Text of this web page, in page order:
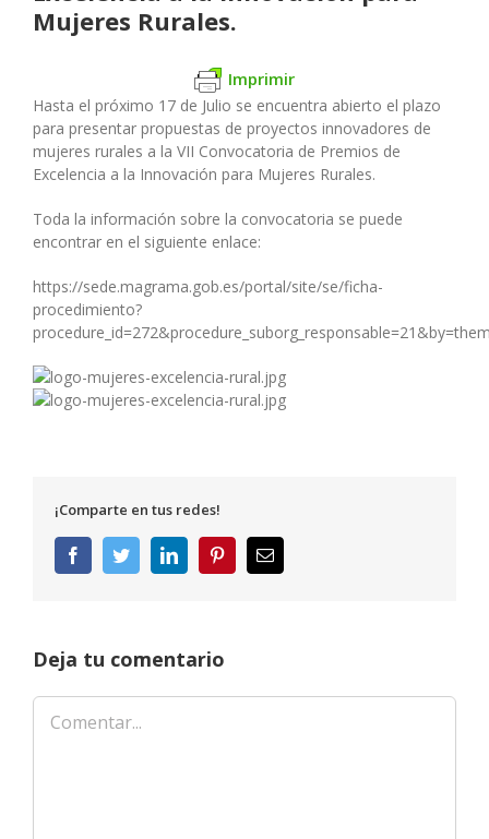
Mujeres Rurales.
Imprimir
Hasta el próximo 17 de Julio se encuentra abierto el plazo
para presentar propuestas de proyectos innovadores de
mujeres rurales a la VII Convocatoria de Premios de
Excelencia a la Innovación para Mujeres Rurales.
Toda la información sobre la convocatoria se puede
encontrar en el siguiente enlace:
https://sede.magrama.gob.es/portal/site/se/ficha-
procedimiento?
¡Comparte en tus redes!
FacebookTwitterLinkedInPinterestCorreo
electrónico
Deja tu comentario
Comentar